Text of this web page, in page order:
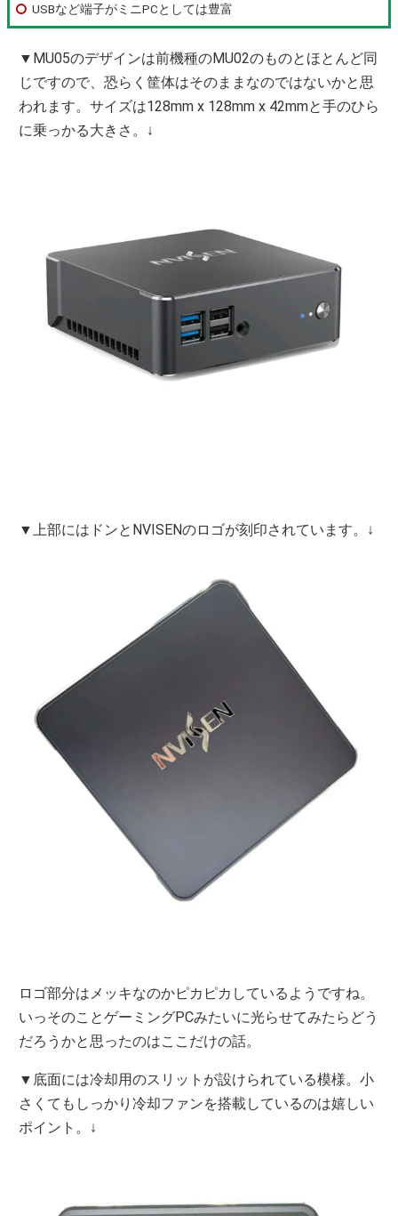
USBなど端子がミニPCとしては豊富
▼MU05のデザインは前機種のMU02のものとほとんど同
じですので、恐らく筐体はそのままなのではないかと思
われます。サイズは128mm x 128mm x 42mmと手のひら
に乗っかる大きさ。↓
▼上部にはドンとNVISENのロゴが刻印されています。↓
ロゴ部分はメッキなのかピカピカしているようですね。
いっそのことゲーミングPCみたいに光らせてみたらどう
だろうかと思ったのはここだけの話。
▼底面には冷却用のスリットが設けられている模様。小
さくてもしっかり冷却ファンを搭載しているのは嬉しい
ポイント。↓